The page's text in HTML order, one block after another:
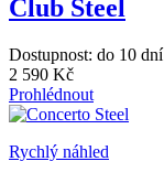
Club Steel
Dostupnost: do 10 dní
2 590 Kč
Prohlédnout
Rychlý náhled